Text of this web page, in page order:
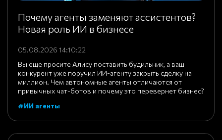
Почему агенты заменяют ассистентов?
Новая роль ИИ в бизнесе
05.08.2026 14:10:22
Вы еще просите Алису поставить будильник, а ваш
конкурент уже поручил ИИ-агенту закрыть сделку на
миллион. Чем автономные агенты отличаются от
привычных чат-ботов и почему это перевернет бизнес?
#ИИ агенты